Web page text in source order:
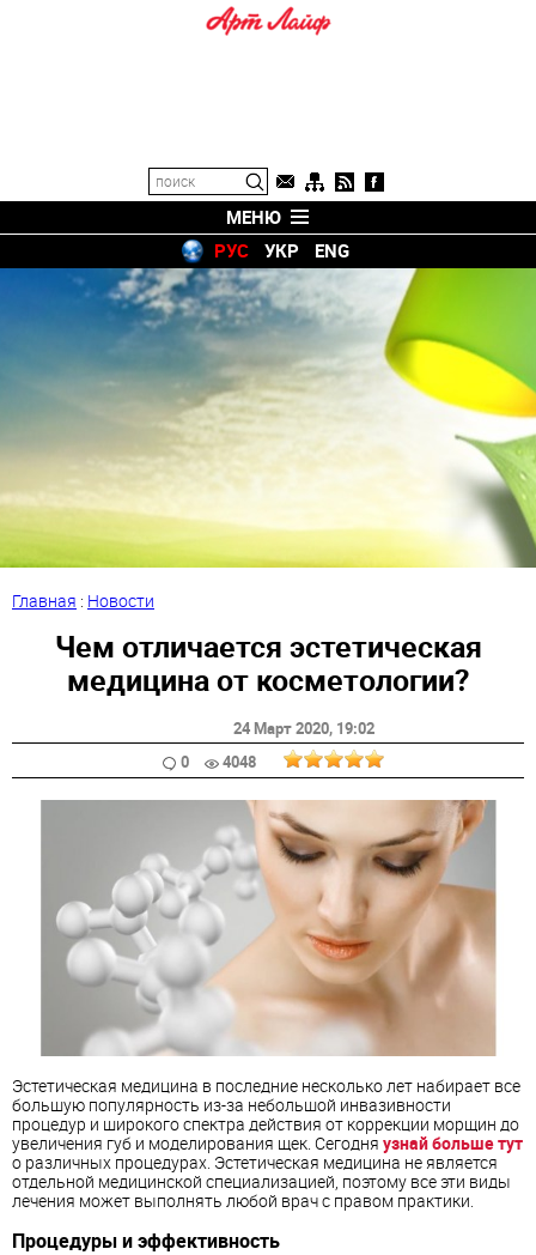
МЕНЮ
РУС
УКР ENG
Главная : Новости
Чем отличается эстетическая
медицина от косметологии?
24 Март 2020, 19:02
0
4048
Эстетическая медицина в последние несколько лет набирает все
большую популярность из-за небольшой инвазивности
процедур и широкого спектра действия от коррекции морщин до
увеличения губ и моделирования щек. Сегодня узнай больше тут
о различных процедурах. Эстетическая медицина не является
отдельной медицинской специализацией, поэтому все эти виды
лечения может выполнять любой врач с правом практики.
Процедуры и эффективность